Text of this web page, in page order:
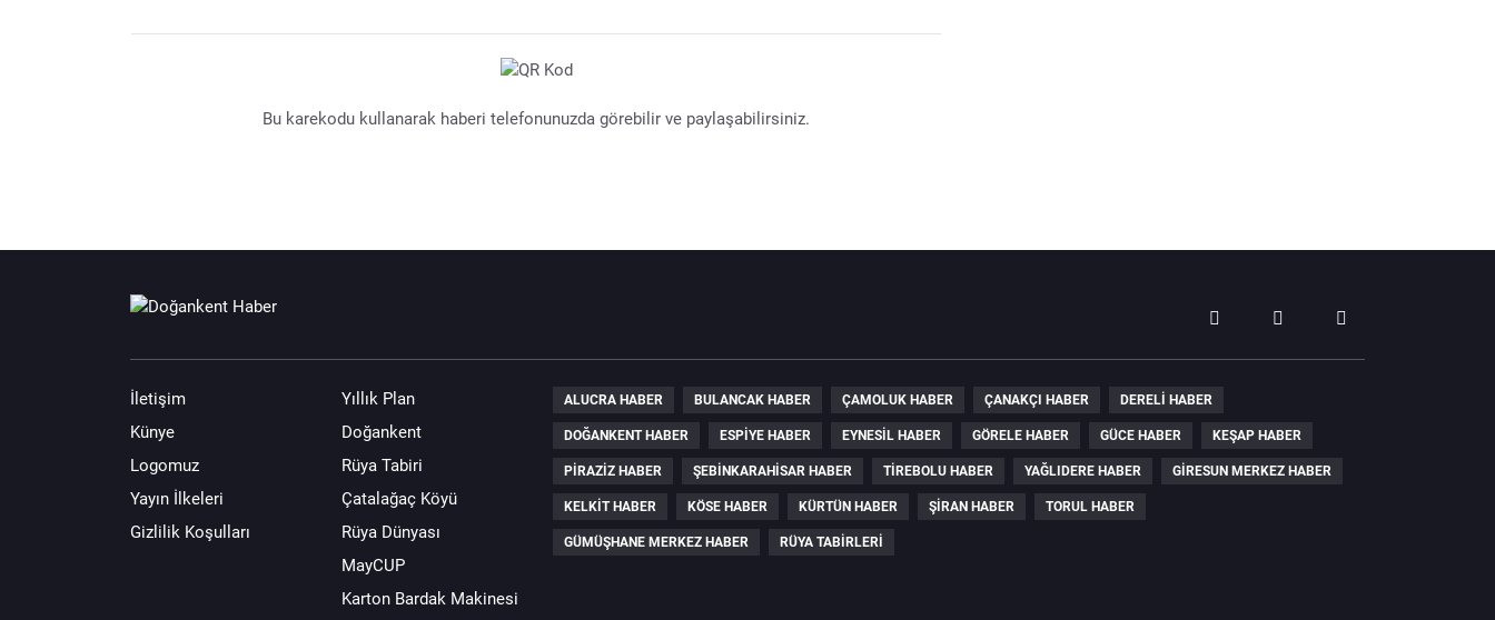
Bu karekodu kullanarak haberi telefonunuzda görebilir ve paylaşabilirsiniz.
İletişim
Künye
Logomuz
Yayın İlkeleri
Gizlilik Koşulları
Yıllık Plan
Doğankent
Rüya Tabiri
Çatalağaç Köyü
Rüya Dünyası
MayCUP
Karton Bardak Makinesi
ALUCRA HABER BULANCAK HABER ÇAMOLUK HABER ÇANAKÇI HABER DERELI HABER
DOĞANKENT HABER ESPIYE HABER EYNESIL HABER GÖRELE HABER GÜCE HABER KEŞAP HABER
PIRAZIZ HABER ŞEBINKARAHISAR HABER TIREBOLU HABER YAĞLIDERE HABER GIRESUN MERKEZ HABER
KELKIT HABER KÖSE HABER KÜRTÜN HABER ŞIRAN HABER TORUL HABER
GÜMÜŞHANE MERKEZ HABER RÜYA TABIRLERI